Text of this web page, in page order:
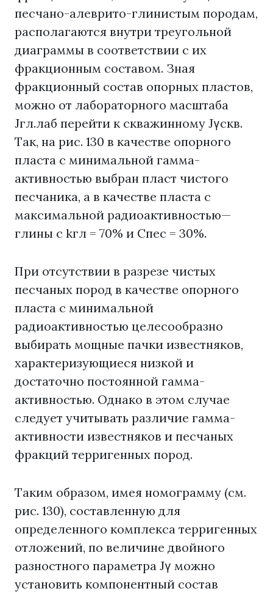
песчано-алеврито-глинистым породам,
располагаются внутри треугольной
диаграммы в соответствии с их
фракционным составом. Зная
фракционный состав опорных пластов,
можно от лабораторного масштаба
Jгл.лаб перейти к скважинному Jγскв.
Так, на рис. 130 в качестве опорного
пласта с минимальной гамма-
активностью выбран пласт чистого
песчаника, а в качестве пласта с
максимальной радиоактивностью—
глины с kгл = 70% и Спес = 30%.
При отсутствии в разрезе чистых
песчаных пород в качестве опорного
пласта с минимальной
радиоактивностью целесообразно
выбирать мощные пачки известняков,
характеризующиеся низкой и
достаточно постоянной гамма-
активностью. Однако в этом случае
следует учитывать различие гамма-
активности известняков и песчаных
фракций терригенных пород.
Таким образом, имея номограмму (см.
рис. 130), составленную для
определенного комплекса терригенных
отложений, по величине двойного
разностного параметра Jγ можно
установить компонентный состав